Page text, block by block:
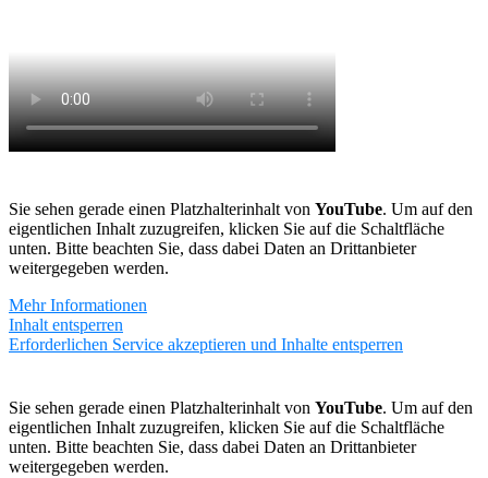
Sie sehen gerade einen Platzhalterinhalt von YouTube. Um auf den
eigentlichen Inhalt zuzugreifen, klicken Sie auf die Schaltfläche
unten. Bitte beachten Sie, dass dabei Daten an Drittanbieter
weitergegeben werden.
Mehr Informationen
Inhalt entsperren
Erforderlichen Service akzeptieren und Inhalte entsperren
Sie sehen gerade einen Platzhalterinhalt von YouTube. Um auf den
eigentlichen Inhalt zuzugreifen, klicken Sie auf die Schaltfläche
unten. Bitte beachten Sie, dass dabei Daten an Drittanbieter
weitergegeben werden.